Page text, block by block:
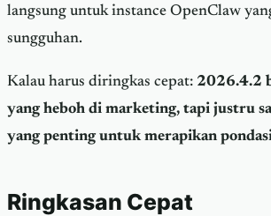
langsung untuk instance OpenClaw
sungguhan.
Kalau harus diringkas cepat: 2026.4.2
yang heboh di marketing, tapi justru
yang penting untuk merapikan
Ringkasan Cepat